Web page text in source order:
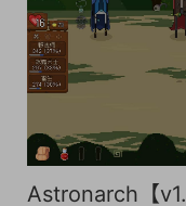
Astronarch【